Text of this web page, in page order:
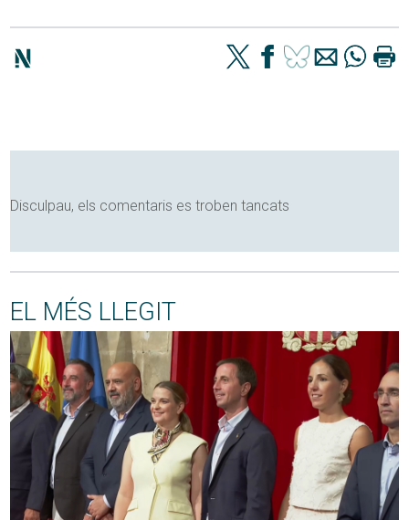
Disculpau, els comentaris es troben tancats
EL MÉS LLEGIT